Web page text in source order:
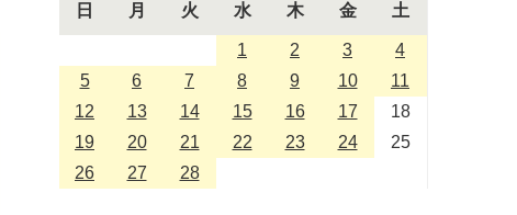
日 月 火 水 木 金 土
1 2 3
4
5
6 7 8 9 10
11
12
13 14 15 16 17
18
19
20 21 22 23 24
25
26
27 28